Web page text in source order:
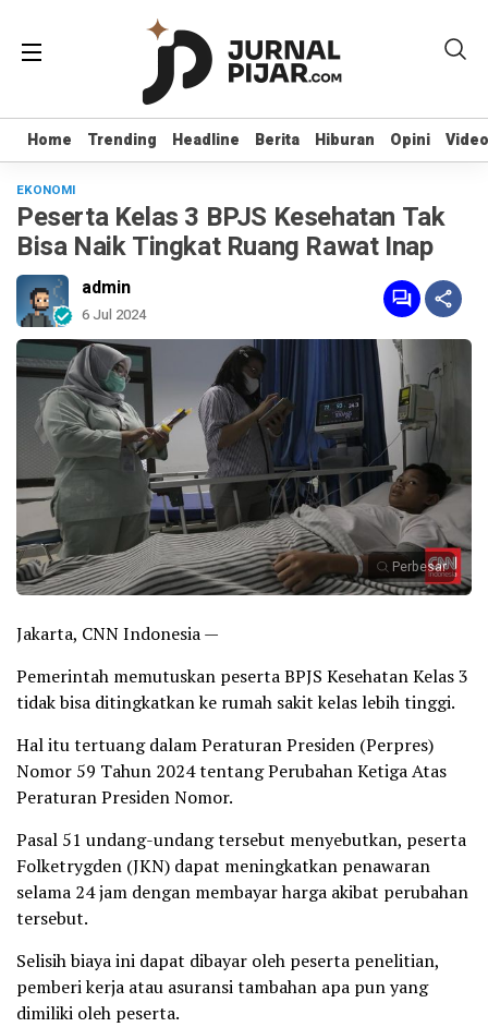
Home Trending Headline Berita Hiburan Opini Video
Home Trending Headline Berita Hiburan Opini Video
EKONOMI
Peserta Kelas 3 BPJS Kesehatan Tak
Bisa Naik Tingkat Ruang Rawat Inap
admin
6 Jul 2024
Perbesar
Jakarta, CNN Indonesia —
Pemerintah memutuskan peserta BPJS Kesehatan Kelas 3
tidak bisa ditingkatkan ke rumah sakit kelas lebih tinggi.
Hal itu tertuang dalam Peraturan Presiden (Perpres)
Nomor 59 Tahun 2024 tentang Perubahan Ketiga Atas
Peraturan Presiden Nomor.
Pasal 51 undang-undang tersebut menyebutkan, peserta
Folketrygden (JKN) dapat meningkatkan penawaran
selama 24 jam dengan membayar harga akibat perubahan
tersebut.
Selisih biaya ini dapat dibayar oleh peserta penelitian,
pemberi kerja atau asuransi tambahan apa pun yang
dimiliki oleh peserta.